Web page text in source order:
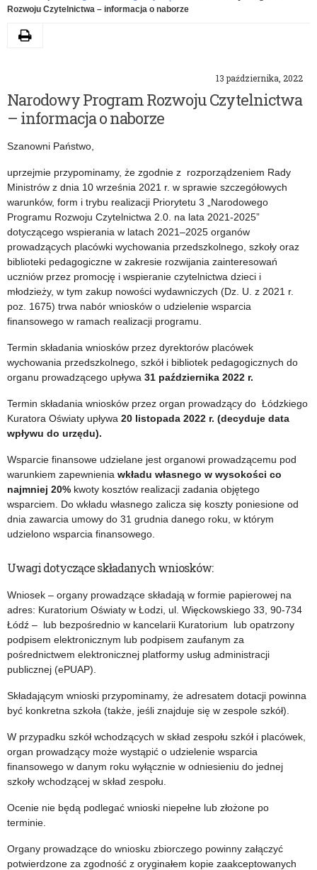
Rozwoju Czytelnictwa – informacja o naborze
13 października, 2022
Narodowy Program Rozwoju Czytelnictwa
– informacja o naborze
Szanowni Państwo,
uprzejmie przypominamy, że zgodnie z rozporządzeniem Rady
Ministrów z dnia 10 września 2021 r. w sprawie szczegółowych
warunków, form i trybu realizacji Priorytetu 3 „Narodowego
Programu Rozwoju Czytelnictwa 2.0. na lata 2021-2025”
dotyczącego wspierania w latach 2021–2025 organów
prowadzących placówki wychowania przedszkolnego, szkoły oraz
biblioteki pedagogiczne w zakresie rozwijania zainteresowań
uczniów przez promocję i wspieranie czytelnictwa dzieci i
młodzieży, w tym zakup nowości wydawniczych (Dz. U. z 2021 r.
poz. 1675) trwa nabór wniosków o udzielenie wsparcia
finansowego w ramach realizacji programu.
Termin składania wniosków przez dyrektorów placówek
wychowania przedszkolnego, szkół i bibliotek pedagogicznych do
organu prowadzącego upływa 31 października 2022 r.
Termin składania wniosków przez organ prowadzący do Łódzkiego
Kuratora Oświaty upływa 20 listopada 2022 r. (decyduje data
wpływu do urzędu).
Wsparcie finansowe udzielane jest organowi prowadzącemu pod
warunkiem zapewnienia wkładu własnego w wysokości co
najmniej 20% kwoty kosztów realizacji zadania objętego
wsparciem. Do wkładu własnego zalicza się koszty poniesione od
dnia zawarcia umowy do 31 grudnia danego roku, w którym
udzielono wsparcia finansowego.
Uwagi dotyczące składanych wniosków:
Wniosek – organy prowadzące składają w formie papierowej na
adres: Kuratorium Oświaty w Łodzi, ul. Więckowskiego 33, 90-734
Łódź – lub bezpośrednio w kancelarii Kuratorium lub opatrzony
podpisem elektronicznym lub podpisem zaufanym za
pośrednictwem elektronicznej platformy usług administracji
publicznej (ePUAP).
Składającym wnioski przypominamy, że adresatem dotacji powinna
być konkretna szkoła (także, jeśli znajduje się w zespole szkół).
W przypadku szkół wchodzących w skład zespołu szkół i placówek,
organ prowadzący może wystąpić o udzielenie wsparcia
finansowego w danym roku wyłącznie w odniesieniu do jednej
szkoły wchodzącej w skład zespołu.
Ocenie nie będą podlegać wnioski niepełne lub złożone po
terminie.
Organy prowadzące do wniosku zbiorczego powinny załączyć
potwierdzone za zgodność z oryginałem kopie zaakceptowanych
Drukuj